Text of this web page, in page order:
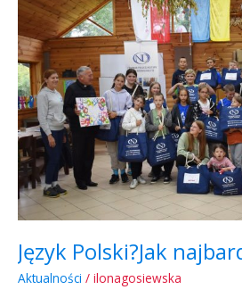
Język Polski?Jak
Aktualności / ilonagosiewska
Jak
najbardziej!